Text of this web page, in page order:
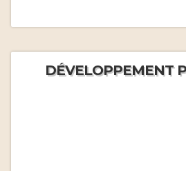
DÉVELOPPEMENT